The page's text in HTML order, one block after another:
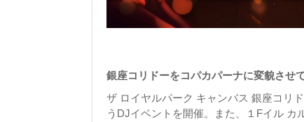
銀座コリドーをコパカパーナに変貌させ
ザ ロイヤルパーク キャンバス 銀座コリ
うDJイベントを開催。また、１Fイル